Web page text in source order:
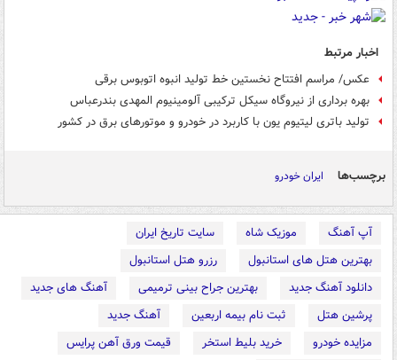
اخبار مرتبط
عکس/ مراسم افتتاح نخستین خط تولید انبوه اتوبوس برقی
بهره برداری از نیروگاه سیکل ترکیبی آلومینیوم المهدی بندرعباس
تولید باتری لیتیوم یون با کاربرد در خودرو و موتورهای برق در کشور
برچسب‌ها ایران خودرو
آپ آهنگ موزیک شاه
سایت تاریخ ایران
بهترین هتل های استانبول
رزرو هتل استانبول
دانلود آهنگ جدید
بهترین جراح بینی ترمیمی
آهنگ های جدید
پرشین هتل
ثبت نام بیمه اربعین
آهنگ جدید
مزایده خودرو
خرید بلیط استخر
قیمت ورق آهن پرایس